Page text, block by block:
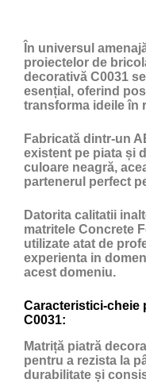
În universul
proiectelor de
decorativă C0031
esențial, oferind
transforma ideile în
Fabricată dintr-un
existent pe piata și
culoare neagră,
partenerul perfect
Datorita calitatii
matritele Concrete
utilizate atat de
experienta in
acest domeniu.
Caracteristici-cheie
C0031:
Matriță piatră
pentru a rezista la
durabilitate și